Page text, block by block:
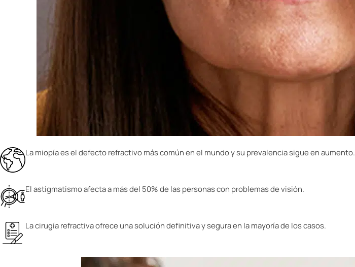
La miopía es el defecto refractivo más común en el mundo y su prevalencia sigue en aumento.
El astigmatismo afecta a más del 50% de las personas con problemas de visión.
La cirugía refractiva ofrece una solución definitiva y segura en la mayoría de los casos.